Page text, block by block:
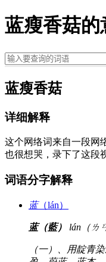
蓝瘦香菇的
蓝瘦香菇
详细解释
这个网络词来自一段网
也很想哭，录下了这段
词语分字解释
蓝（lán）
蓝（藍） lán（ㄌ
（一）、用靛青